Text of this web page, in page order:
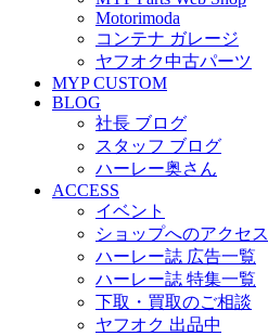
Motorimoda
コンテナ ガレージ
ヤフオク中古パーツ
MYP CUSTOM
BLOG
社長 ブログ
スタッフ ブログ
ハーレー奥さん
ACCESS
イベント
ショップへのアクセス
ハーレー誌 広告一覧
ハーレー誌 特集一覧
下取・買取のご相談
ヤフオク 出品中